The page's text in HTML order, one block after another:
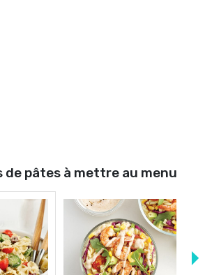
de pâtes à mettre au menu